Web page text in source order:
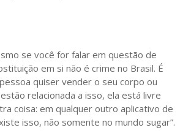
se você for falar em questão de
em si não é crime no Brasil. É
quiser vender o seu corpo ou
relacionada a isso, ela está livre
coisa: em qualquer outro aplicativo de
isso, não somente no mundo sugar”.